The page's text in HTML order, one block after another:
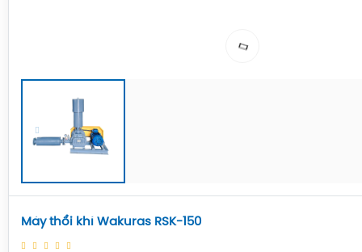
Máy thổi khí Wakuras RSK-150